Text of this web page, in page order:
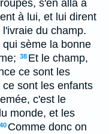
s'en alla à
à lui, et lui dirent
du champ.
sème la bonne
38 Et le champ,
ce sont les
sont les enfants
c'est le
monde, et les
40 Comme donc on